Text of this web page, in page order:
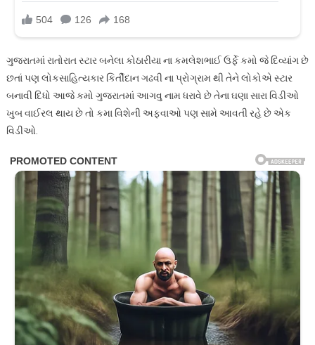
ગુજરાતમાં રાતોરાત સ્ટાર બનેલા કોઠારીયા ના કમલેશભાઈ ઉર્ફે કમો જે દિવ્યાંગ છે
છતાં પણ લોકસાહિત્યકાર કિર્તીદાન ગઢવી ના પ્રોગ્રામ થી તેને લોકોએ સ્ટાર
બનાવી દિધો આજે કમો ગુજરાતમાં આગવુ નામ ધરાવે છે તેના ઘણા સારા વિડીઓ
ખુબ વાઈરલ થાય છે તો કમા વિશેની અફવાઓ પણ સામે આવતી રહે છે એક
વિડીઓ.